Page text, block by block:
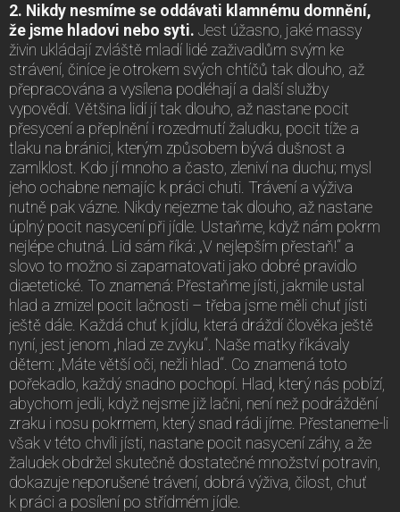
2. Nikdy nesmíme se oddávati klamnému domnění,
že jsme hladovi nebo syti. Jest úžasno, jaké massy
živin ukládají zvláště mladí lidé zaživadlům svým ke
strávení, činíce je otrokem svých chtíčů tak dlouho, až
přepracována a vysílena podléhají a další služby
vypovědí. Většina lidí jí tak dlouho, až nastane pocit
přesycení a přeplnění i rozedmutí žaludku, pocit tíže a
tlaku na bránici, kterým způsobem bývá dušnost a
zamlklost. Kdo jí mnoho a často, zleniví na duchu; mysl
jeho ochabne nemajíc k práci chuti. Trávení a výživa
nutně pak vázne. Nikdy nejezme tak dlouho, až nastane
úplný pocit nasycení při jídle. Ustaňme, když nám pokrm
nejlépe chutná. Lid sám říká: „V nejlepším přestaň!“ a
slovo to možno si zapamatovati jako dobré pravidlo
diaetetické. To znamená: Přestaňme jísti, jakmile ustal
hlad a zmizel pocit lačnosti – třeba jsme měli chuť jísti
ještě dále. Každá chuť k jídlu, která dráždí člověka ještě
nyní, jest jenom „hlad ze zvyku“. Naše matky říkávaly
dětem: „Máte větší oči, nežli hlad“. Co znamená toto
pořekadlo, každý snadno pochopí. Hlad, který nás pobízí,
abychom jedli, když nejsme již lačni, není než podráždění
zraku i nosu pokrmem, který snad rádi jíme. Přestaneme-li
však v této chvíli jísti, nastane pocit nasycení záhy, a že
žaludek obdržel skutečně dostatečné množství potravin,
dokazuje neporušené trávení, dobrá výživa, čilost, chuť
k práci a posílení po střídmém jídle.